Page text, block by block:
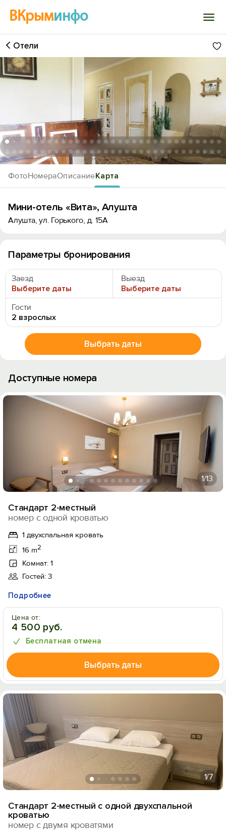
ВКрыминфо
Войти
Избранное
История просмотра
Добавить свой объект
ФотоНомераОписаниеКарта
Отели
1/62
Мини-отель «Вита», Алушта
Алушта, ул. Горького, д. 15А
Параметры бронирования
Заезд
Выберите даты
Выезд
Выберите даты
Гости
2 взрослых
Выбрать даты
Доступные номера
1/13
Стандарт 2-местный
номер с одной кроватью
1 двухспальная кровать
16 m2
Комнат: 1
Гостей: 3
Подробнее
Цена от:
4 500 руб.
Бесплатная отмена
Выбрать даты
1/7
Стандарт 2-местный с одной двухспальной
кроватью
номер с двумя кроватями